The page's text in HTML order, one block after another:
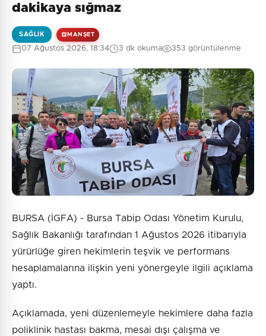
Güvenlik Sorusu:
1 + 3 = ?
Gönder
dakikaya sığmaz
SAĞLIK MANŞET
07 Ağustos 2026, 18:34 3 dk okuma 353 görüntülenme
BURSA (İGFA) - Bursa Tabip Odası Yönetim Kurulu,
Sağlık Bakanlığı tarafından 1 Ağustos 2026 itibarıyla
yürürlüğe giren hekimlerin teşvik ve performans
hesaplamalarına ilişkin yeni yönergeyle ilgili açıklama
yaptı.
Açıklamada, yeni düzenlemeyle hekimlere daha fazla
poliklinik hastası bakma, mesai dışı çalışma ve